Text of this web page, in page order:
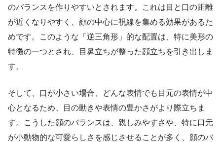
のバランスを作りやすいとされます。これは目と口の距離
が近くなりやすく、顔の中心に視線を集める効果があるた
めです。このような「逆三角形」的な配置は、特に美形の
特徴の一つとされ、目鼻立ちが整った顔立ちを引き出しま
す。
そして、口が小さい場合、どんな表情でも目元の表情が中
心となるため、目の動きや表情の豊かさがより際立ちま
す。こうした顔のバランスは、親しみやすさや、特に口元
が小動物的な可愛らしさを感じさせることが多く、顔のバ